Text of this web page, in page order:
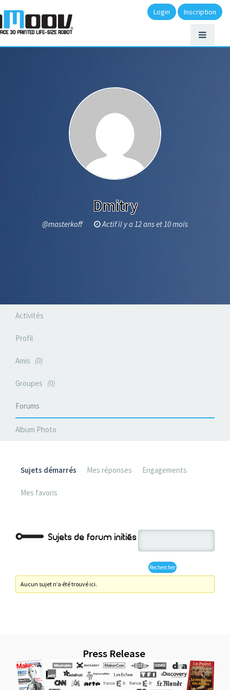
Login Inscription
Dmitry
@masterkoff Actif il y a 12 ans et 10 mois
Activités
Profil
Amis 0
Groupes 0
Forums
Album Photo
Sujets démarrés Mes réponses Engagements
Mes favoris
Sujets de forum initiés
Aucun sujet n’a été trouvé ici.
Press Release